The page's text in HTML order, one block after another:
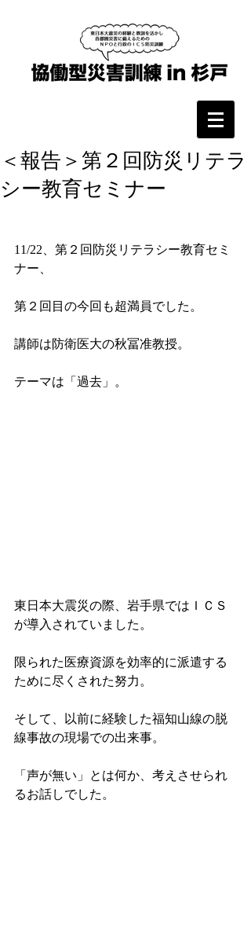
＜報告＞第２回防災リテラ
シー教育セミナー
11/22、第２回防災リテラシー教育セミ
ナー、
第２回目の今回も超満員でした。
講師は防衛医大の秋冨准教授。
テーマは「過去」。
東日本大震災の際、岩手県ではＩＣＳ
が導入されていました。
限られた医療資源を効率的に派遣する
ために尽くされた努力。
そして、以前に経験した福知山線の脱
線事故の現場での出来事。
「声が無い」とは何か、考えさせられ
るお話しでした。